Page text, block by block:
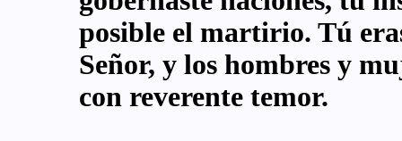
posible el martirio. Tú
Señor, y los hombres y
con reverente temor.